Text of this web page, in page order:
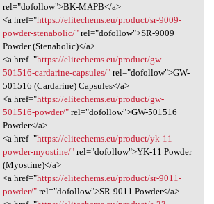
rel="dofollow">BK-MAPB</a>
<a href="https://elitechems.eu/product/sr-9009-
powder-stenabolic/"rel="dofollow">SR-9009
Powder (Stenabolic)</a>
<a href="https://elitechems.eu/product/gw-
501516-cardarine-capsules/"rel="dofollow">GW-
501516 (Cardarine) Capsules</a>
<a href="https://elitechems.eu/product/gw-
501516-powder/"rel="dofollow">GW-501516
Powder</a>
<a href="https://elitechems.eu/product/yk-11-
powder-myostine/"rel="dofollow">YK-11 Powder
(Myostine)</a>
<a href="https://elitechems.eu/product/sr-9011-
powder/"rel="dofollow">SR-9011 Powder</a>